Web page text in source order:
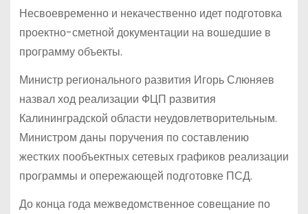
Несвоевременно и некачественно идет подготовка
проектно-сметной документации на вошедшие в
программу объекты.
Министр регионального развития Игорь Слюняев
назвал ход реализации ФЦП развития
Калининградской области неудовлетворительным.
Министром даны поручения по составлению
жестких пообъектных сетевых графиков реализации
программы и опережающей подготовке ПСД.
До конца года межведомственное совещание по